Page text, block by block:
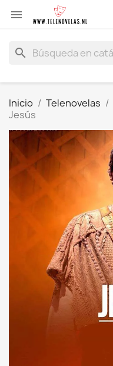

search
Inicio Telenovelas
Jesús